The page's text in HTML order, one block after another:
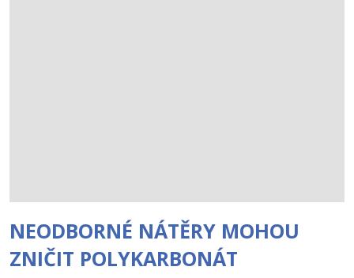
NEODBORNÉ NÁTĚRY MOHOU
ZNIČIT POLYKARBONÁT